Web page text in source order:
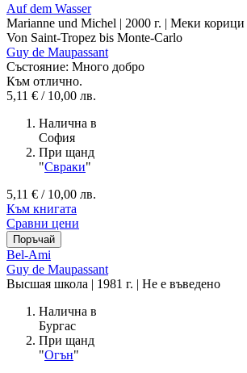
Auf dem Wasser
Marianne und Michel | 2000 г. | Меки корици
Von Saint-Tropez bis Monte-Carlo
Guy de Maupassant
Състояние: Много добро
Към отлично.
5,11 € / 10,00 лв.
Налична в
София
При щанд
"Свраки"
5,11 € / 10,00 лв.
Към книгата
Сравни цени
Bel-Ami
Guy de Maupassant
Высшая школа | 1981 г. | Не е въведено
Налична в
Бургас
При щанд
"Огън"